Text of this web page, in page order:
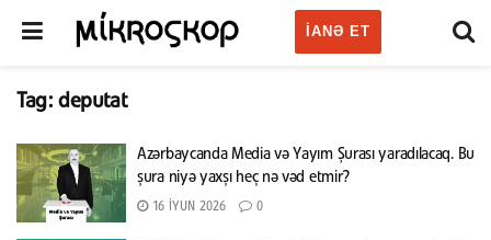
IANƏ ET
Tag: deputat
Azərbaycanda Media və Yayım Şurası yaradılacaq. Bu
şura niyə yaxşı heç nə vəd etmir?
16 İYUN 2026 0